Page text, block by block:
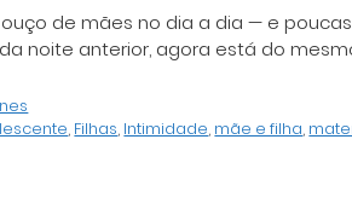
de mães no dia a dia — e
noite anterior, agora está do
, Filhas, Intimidade, mãe e filha,